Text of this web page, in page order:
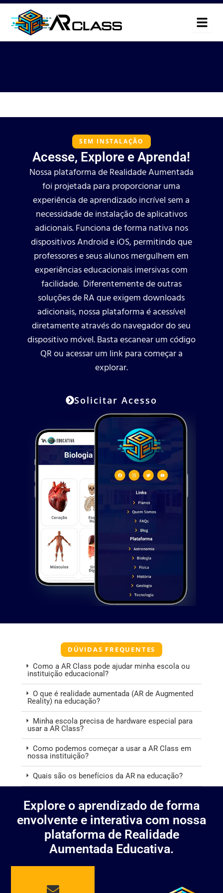
Ir
conteúdo
SEM INSTALAÇÃO
Acesse, Explore e Aprenda!
Nossa plataforma de Realidade Aumentada
foi projetada para proporcionar uma
experiência de aprendizado incrível sem a
necessidade de instalação de aplicativos
adicionais. Funciona de forma nativa nos
dispositivos Android e iOS, permitindo que
professores e seus alunos mergulhem em
experiências educacionais imersivas com
facilidade. Diferentemente de outras
soluções de RA que exigem downloads
adicionais, nossa plataforma é acessível
diretamente através do navegador do seu
dispositivo móvel. Basta escanear um código
QR ou acessar um link para começar a
explorar.
Solicitar Acesso
DÚVIDAS FREQUENTES
Como a AR Class pode ajudar minha escola ou
instituição educacional?
O que é realidade aumentada (AR de Augmented
Reality) na educação?
Minha escola precisa de hardware especial para
usar a AR Class?
Como podemos começar a usar a AR Class em
nossa instituição?
Quais são os benefícios da AR na educação?
Explore o aprendizado de forma
envolvente e interativa com nossa
plataforma de Realidade
Aumentada Educativa.